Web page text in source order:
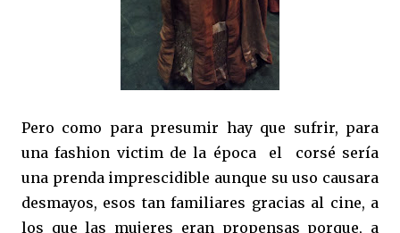
Pero como para presumir hay que sufrir, para
una fashion victim de la época el corsé sería
una prenda imprescidible aunque su uso causara
desmayos, esos tan familiares gracias al cine, a
los que las mujeres eran propensas porque, a